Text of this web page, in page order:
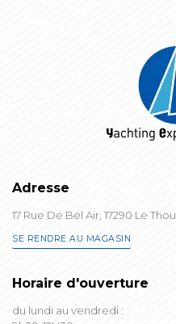
Adresse
17 Rue De Bel Air, 17290 Le Thou
SE RENDRE AU MAGASIN
Horaire d'ouverture
du lundi au vendredi :